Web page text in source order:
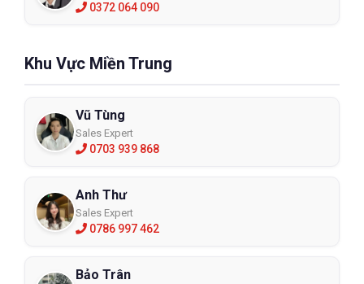
0372 064 090
Khu Vực Miền Trung
Vũ Tùng
Sales Expert
0703 939 868
Anh Thư
Sales Expert
0786 997 462
Bảo Trân